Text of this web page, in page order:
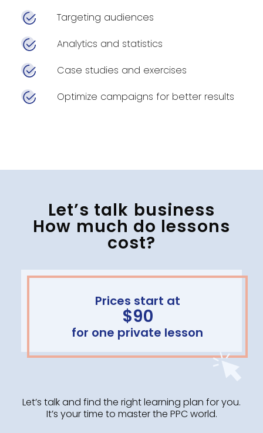
Targeting audiences
Analytics and statistics
Case studies and exercises
Optimize campaigns for better results
Let’s talk business
How much do lessons
cost?
Prices start at
$90
for one private lesson
Let’s talk and find the right learning plan for you.
It’s your time to master the PPC world.